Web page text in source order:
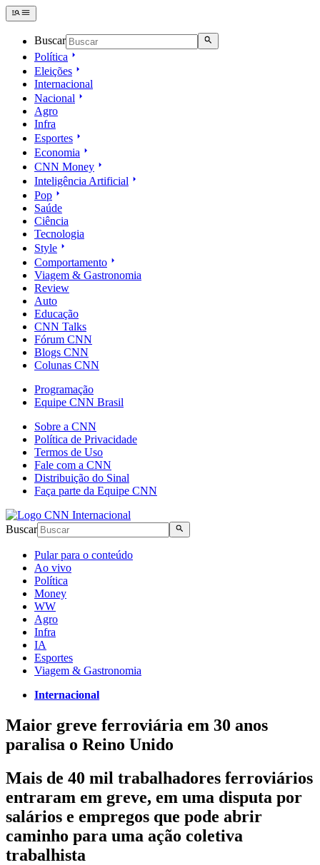
Buscar
Política
Eleições
Internacional
Nacional
Agro
Infra
Esportes
Economia
CNN Money
Inteligência Artificial
Pop
Saúde
Ciência
Tecnologia
Style
Comportamento
Viagem & Gastronomia
Review
Auto
Educação
CNN Talks
Fórum CNN
Blogs CNN
Colunas CNN
Programação
Equipe CNN Brasil
Sobre a CNN
Política de Privacidade
Termos de Uso
Fale com a CNN
Distribuição do Sinal
Faça parte da Equipe CNN
Buscar
Pular para o conteúdo
Ao vivo
Política
Money
WW
Agro
Infra
IA
Esportes
Viagem & Gastronomia
Internacional
Maior greve ferroviária em 30 anos
paralisa o Reino Unido
Mais de 40 mil trabalhadores ferroviários
entraram em greve, em uma disputa por
salários e empregos que pode abrir
caminho para uma ação coletiva
trabalhista